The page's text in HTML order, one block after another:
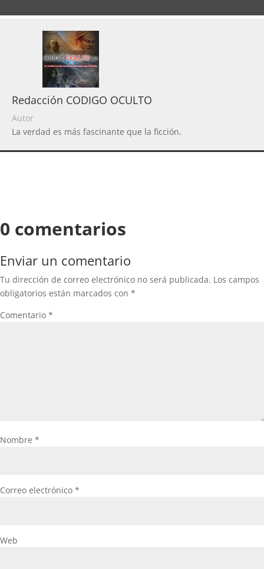
Redacción CODIGO OCULTO
Autor
La verdad es más fascinante que la ficción.
0 comentarios
Enviar un comentario
Tu dirección de correo electrónico no será publicada. Los campos
obligatorios están marcados con *
Comentario *
Nombre *
Correo electrónico *
Web